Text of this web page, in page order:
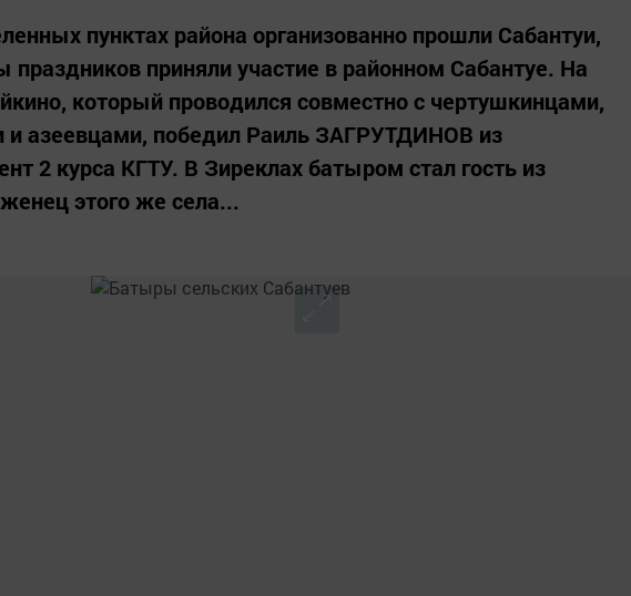
пунктах района организованно прошли Сабантуи,
приняли участие в районном Сабантуе. На
который проводился совместно с чертушкинцами,
и азеевцами, победил Раиль ЗАГРУТДИНОВ из
2 курса КГТУ. В Зиреклах батыром стал гость из
этого же села...